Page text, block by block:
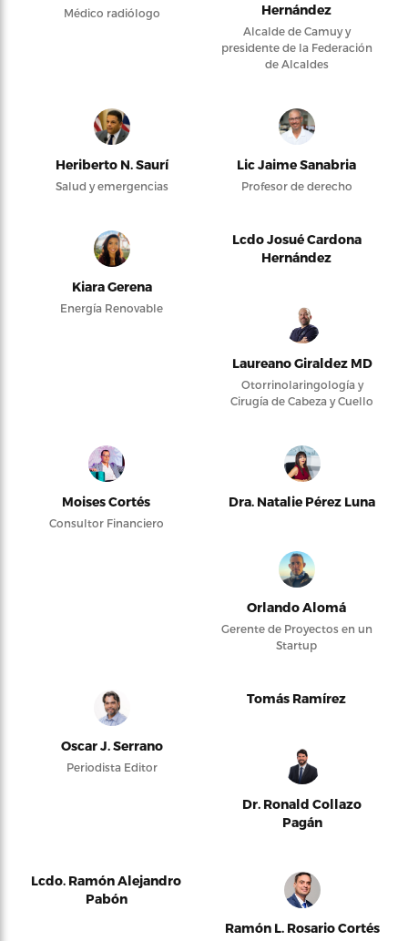
Médico radiólogo
Hernández
Alcalde de Camuy y
presidente de la Federación
de Alcaldes
Heriberto N. Saurí
Salud y emergencias
Lic Jaime Sanabria
Profesor de derecho
Kiara Gerena
Energía Renovable
Lcdo Josué Cardona
Hernández
Laureano Giraldez MD
Otorrinolaringología y
Cirugía de Cabeza y Cuello
Moises Cortés
Consultor Financiero
Dra. Natalie Pérez Luna
Orlando Alomá
Gerente de Proyectos en un
Startup
Oscar J. Serrano
Periodista Editor
Tomás Ramírez
Dr. Ronald Collazo
Pagán
Lcdo. Ramón Alejandro
Pabón
Ramón L. Rosario Cortés